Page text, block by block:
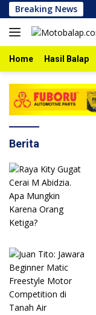
Skip
to
content
Breaking News
2026
Home Hasil Balap
Berita